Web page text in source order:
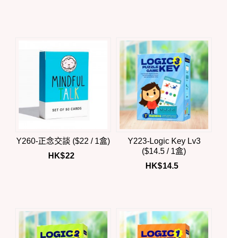
Y260-正念交談 ($22 / 1盒)
HK$22
Y223-Logic Key Lv3
($14.5 / 1盒)
HK$14.5